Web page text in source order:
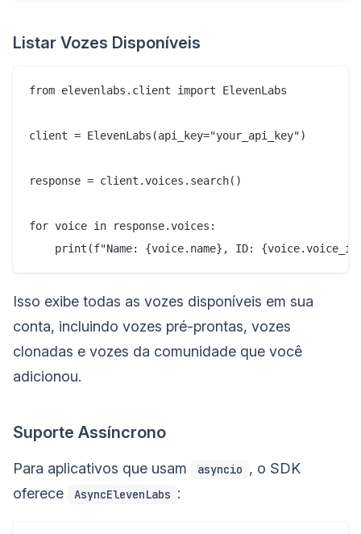
Listar Vozes Disponíveis
from elevenlabs.client import ElevenLabs
client = ElevenLabs(api_key="your_api_key")
response = client.voices.search()
for voice in response.voices:
Isso exibe todas as vozes disponíveis em sua
conta, incluindo vozes pré-prontas, vozes
clonadas e vozes da comunidade que você
adicionou.
Suporte Assíncrono
Para aplicativos que usam asyncio , o SDK
oferece
AsyncElevenLabs :